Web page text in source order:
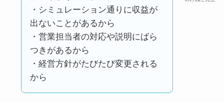
・シミュレーション通りに収益が
出ないことがあるから
・営業担当者の対応や説明にばら
つきがあるから
・経営方針がたびたび変更される
から